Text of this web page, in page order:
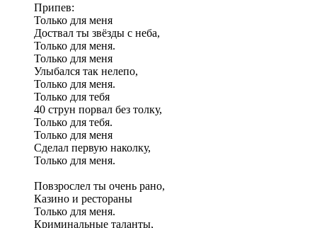
Припев:
Только для меня
Доствал ты звёзды с неба,
Только для меня.
Только для меня
Улыбался так нелепо,
Только для меня.
Только для тебя
40 струн порвал без толку,
Только для тебя.
Только для меня
Сделал первую наколку,
Только для меня.
Повзрослел ты очень рано,
Казино и рестораны
Только для меня.
Криминальные таланты,